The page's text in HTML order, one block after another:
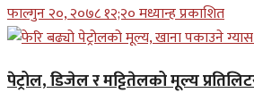
फाल्गुन २०, २०७८ १२;२० मध्यान्ह प्रकाशित
पेट्रोल, डिजेल र मट्टितेलको मूल्य